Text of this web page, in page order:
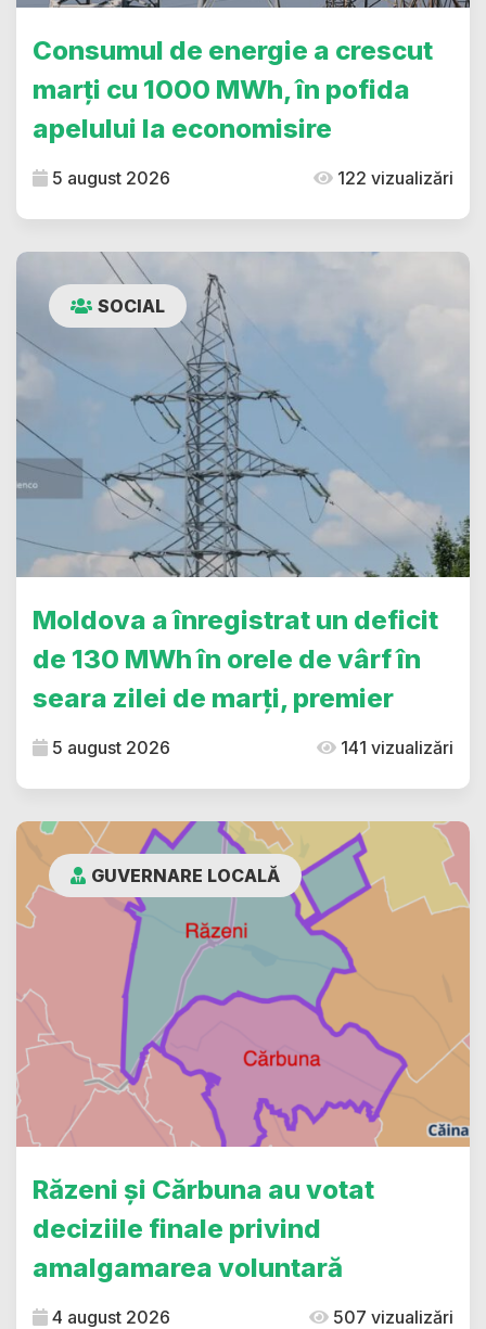
Consumul de energie a crescut
marți cu 1000 MWh, în pofida
apelului la economisire
5 august 2026 122 vizualizări
SOCIAL
Moldova a înregistrat un deficit
de 130 MWh în orele de vârf în
seara zilei de marți, premier
5 august 2026 141 vizualizări
GUVERNARE LOCALĂ
Răzeni și Cărbuna au votat
deciziile finale privind
amalgamarea voluntară
4 august 2026 507 vizualizări